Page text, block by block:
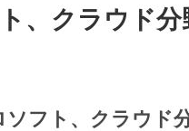
、クラウド分
フト、クラウド